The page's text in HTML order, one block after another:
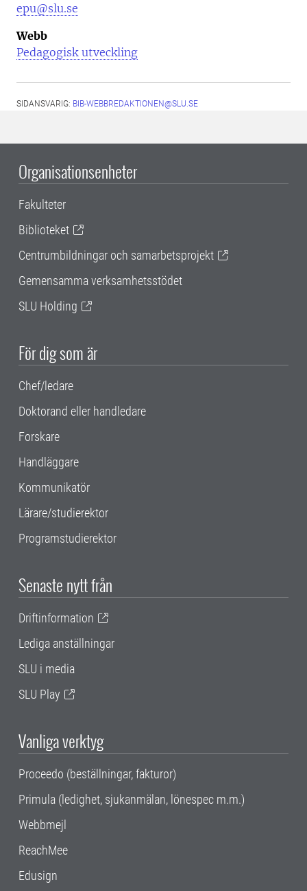
epu@slu.se
Webb
Pedagogisk utveckling
SIDANSVARIG: BIB-WEBBREDAKTIONEN@SLU.SE
Organisationsenheter
Fakulteter
Biblioteket
Centrumbildningar och samarbetsprojekt
Gemensamma verksamhetsstödet
SLU Holding
För dig som är
Chef/ledare
Doktorand eller handledare
Forskare
Handläggare
Kommunikatör
Lärare/studierektor
Programstudierektor
Senaste nytt från
Driftinformation
Lediga anställningar
SLU i media
SLU Play
Vanliga verktyg
Proceedo (beställningar, fakturor)
Primula (ledighet, sjukanmälan, lönespec m.m.)
Webbmejl
ReachMee
Edusign